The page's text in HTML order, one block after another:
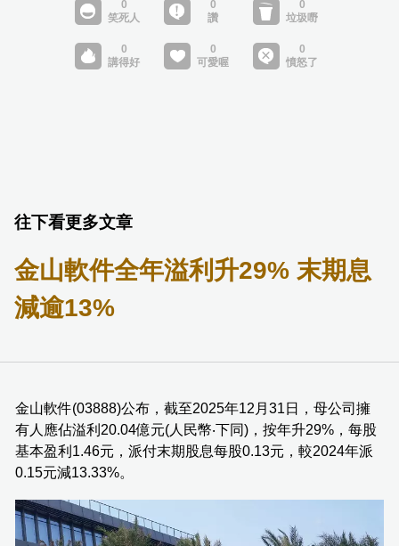
往下看更多文章
金山軟件全年溢利升29% 末期息
減逾13%
金山軟件(03888)公布，截至2025年12月31日，母公司擁
有人應佔溢利20.04億元(人民幣‧下同)，按年升29%，每股
基本盈利1.46元，派付末期股息每股0.13元，較2024年派
0.15元減13.33%。